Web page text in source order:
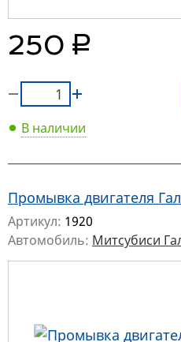
250 руб.
В наличии
Промывка двигателя
Артикул: 1920
Автомобиль: Митсубиси